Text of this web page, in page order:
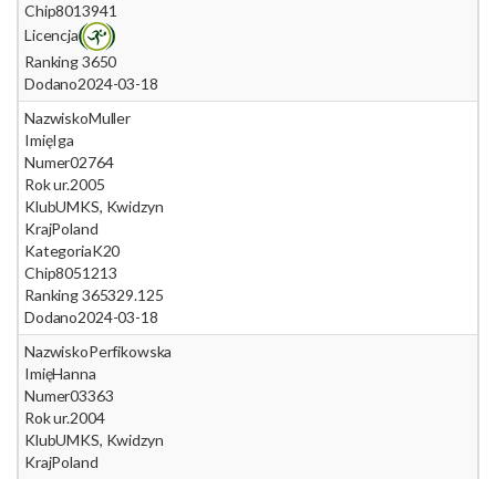
Chip8013941
Licencja
Ranking 3650
Dodano2024-03-18
NazwiskoMuller
ImięIga
Numer02764
Rok ur.2005
KlubUMKS, Kwidzyn
KrajPoland
KategoriaK20
Chip8051213
Ranking 365329.125
Dodano2024-03-18
NazwiskoPerfikowska
ImięHanna
Numer03363
Rok ur.2004
KlubUMKS, Kwidzyn
KrajPoland